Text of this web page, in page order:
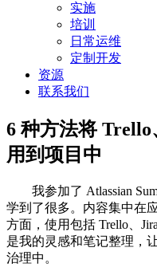
实施
培训
日常运维
定制开发
资源
联系我们
6 种方法将
用到项目中
我参加了 Atlassian
学到了很多。内容集中在
方面，使用包括 Trello、
是我的灵感和笔记整理，
治理中。